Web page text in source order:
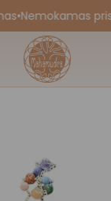
•Nemokamas